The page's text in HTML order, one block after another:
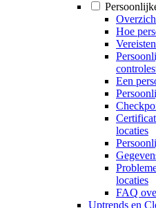
Hoe
Een
locaties
locaties
FAQ
Uptrends en